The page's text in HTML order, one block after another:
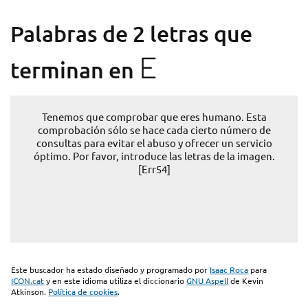
Palabras de 2 letras que
terminan en E
Tenemos que comprobar que eres humano. Esta
comprobación sólo se hace cada cierto número de
consultas para evitar el abuso y ofrecer un servicio
óptimo. Por favor, introduce las letras de la imagen.
[Err54]
Este buscador ha estado diseñado y programado por Isaac Roca para
ICON.caty en este idioma utiliza el diccionarioGNU Aspellde Kevin
Atkinson. Política de cookies.